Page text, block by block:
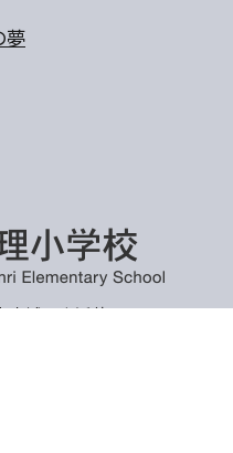
夢
城町東浜傍示68-10